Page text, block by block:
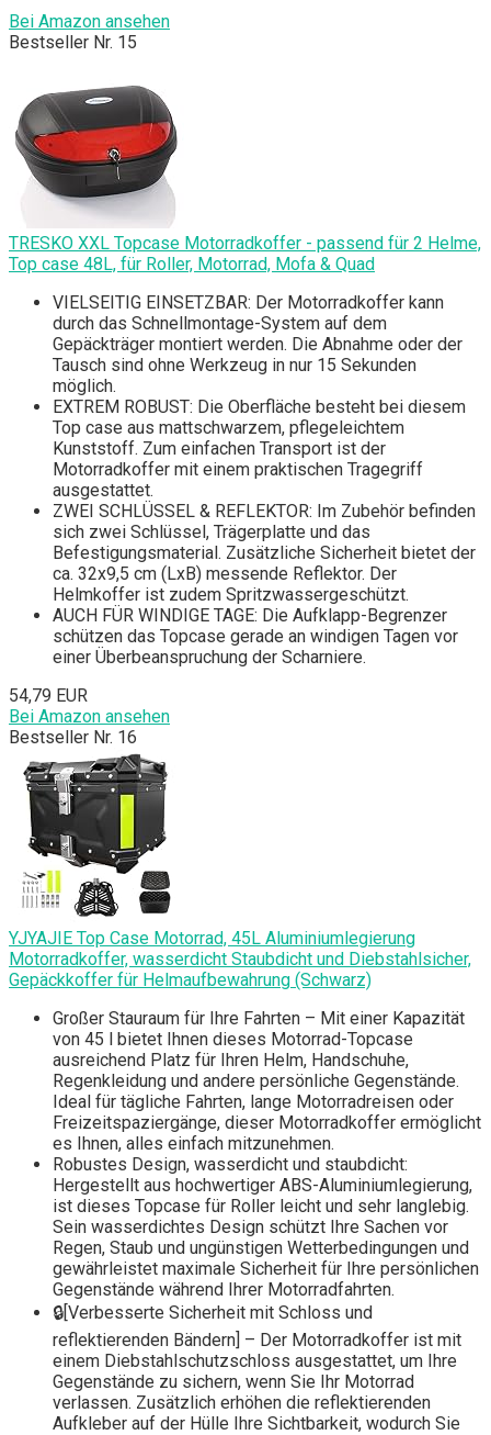
Bei Amazon ansehen
Bestseller Nr. 15
TRESKO XXL Topcase Motorradkoffer - passend für 2 Helme,
Top case 48L, für Roller, Motorrad, Mofa & Quad
VIELSEITIG EINSETZBAR: Der Motorradkoffer kann
durch das Schnellmontage-System auf dem
Gepäckträger montiert werden. Die Abnahme oder der
Tausch sind ohne Werkzeug in nur 15 Sekunden
möglich.
EXTREM ROBUST: Die Oberfläche besteht bei diesem
Top case aus mattschwarzem, pflegeleichtem
Kunststoff. Zum einfachen Transport ist der
Motorradkoffer mit einem praktischen Tragegriff
ausgestattet.
ZWEI SCHLÜSSEL & REFLEKTOR: Im Zubehör befinden
sich zwei Schlüssel, Trägerplatte und das
Befestigungsmaterial. Zusätzliche Sicherheit bietet der
ca. 32x9,5 cm (LxB) messende Reflektor. Der
Helmkoffer ist zudem Spritzwassergeschützt.
AUCH FÜR WINDIGE TAGE: Die Aufklapp-Begrenzer
schützen das Topcase gerade an windigen Tagen vor
einer Überbeanspruchung der Scharniere.
54,79 EUR
Bei Amazon ansehen
Bestseller Nr. 16
YJYAJIE Top Case Motorrad, 45L Aluminiumlegierung
Motorradkoffer, wasserdicht Staubdicht und Diebstahlsicher,
Gepäckkoffer für Helmaufbewahrung (Schwarz)
Großer Stauraum für Ihre Fahrten – Mit einer Kapazität
von 45 l bietet Ihnen dieses Motorrad-Topcase
ausreichend Platz für Ihren Helm, Handschuhe,
Regenkleidung und andere persönliche Gegenstände.
Ideal für tägliche Fahrten, lange Motorradreisen oder
Freizeitspaziergänge, dieser Motorradkoffer ermöglicht
es Ihnen, alles einfach mitzunehmen.
Robustes Design, wasserdicht und staubdicht:
Hergestellt aus hochwertiger ABS-Aluminiumlegierung,
ist dieses Topcase für Roller leicht und sehr langlebig.
Sein wasserdichtes Design schützt Ihre Sachen vor
Regen, Staub und ungünstigen Wetterbedingungen und
gewährleistet maximale Sicherheit für Ihre persönlichen
Gegenstände während Ihrer Motorradfahrten.
🔒[Verbesserte Sicherheit mit Schloss und
reflektierenden Bändern] – Der Motorradkoffer ist mit
einem Diebstahlschutzschloss ausgestattet, um Ihre
Gegenstände zu sichern, wenn Sie Ihr Motorrad
verlassen. Zusätzlich erhöhen die reflektierenden
Aufkleber auf der Hülle Ihre Sichtbarkeit, wodurch Sie